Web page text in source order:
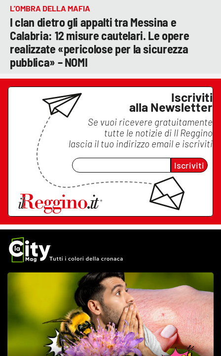
L’OMBRA DELLA MAFIA
I clan dietro gli appalti tra Messina e
Calabria: 12 misure cautelari. Le opere
realizzate «pericolose per la sicurezza
pubblica» – NOMI
Iscriviti
alla Newsletter
Se vuoi ricevere gratuitamente
tutte le notizie di Il Reggino
lascia il tuo indirizzo email e iscriviti
Iscriviti